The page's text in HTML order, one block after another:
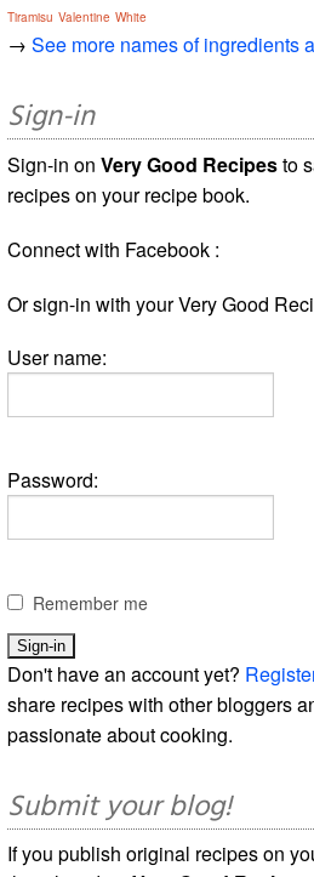
Tiramisu Valentine White
→See more names of ingredients
Sign-in
Sign-in onVery Good Recipesto
recipes on your recipe book.
Connect with Facebook :
Or sign-in with your Very Good
User name:
Password:
Remember me
Don't have an account yet?
share recipes with other bloggers
passionate about cooking.
Submit your blog!
If you publish original recipes on